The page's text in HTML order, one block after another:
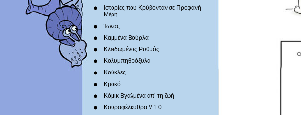
Ιστορίες που Κρύβονταν σε Προφανή
Μέρη
Ίωνας
Καμμένα Βούρλα
Κλειδωμένος Ρυθμός
Κολυμπηθρόξυλα
Κούκλες
Κροκό
Κόμικ Βγαλμένα απ’ τη ζωή
Κουραφέλκυθρα V.1.0